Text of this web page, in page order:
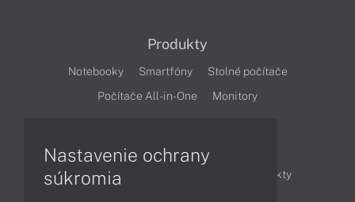
Produkty
Notebooky Smartfóny
Stolné počítače
Počítače All-in-One
Monitory
Články
Obchodné informácie
Produkty
Nastavenie ochrany
súkromia